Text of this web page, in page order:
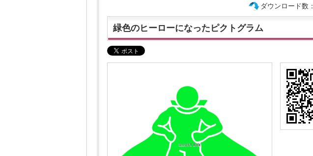
ダウンロード数：
緑色のヒーローになったピクトグラム